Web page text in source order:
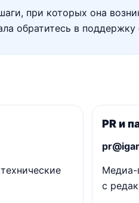
при которых она
обратитесь в поддержку
PR и
Медиа-
с